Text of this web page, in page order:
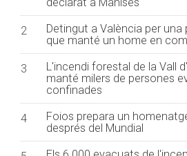
2
Detingut a València per
que manté un home en
3
L'incendi forestal de la Vall
manté milers de persones
confinades
4
Foios prepara un
després del Mundial